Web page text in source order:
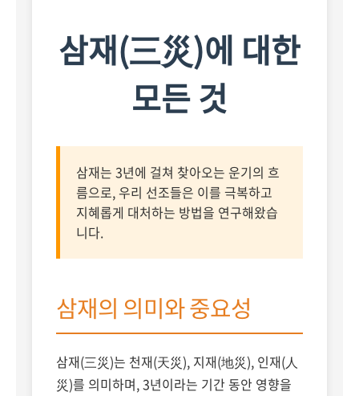
삼재(三災)에 대한
모든 것
삼재는 3년에 걸쳐 찾아오는 운기의 흐
름으로, 우리 선조들은 이를 극복하고
지혜롭게 대처하는 방법을 연구해왔습
니다.
삼재의 의미와 중요성
삼재(三災)는 천재(天災), 지재(地災), 인재(人
災)를 의미하며, 3년이라는 기간 동안 영향을